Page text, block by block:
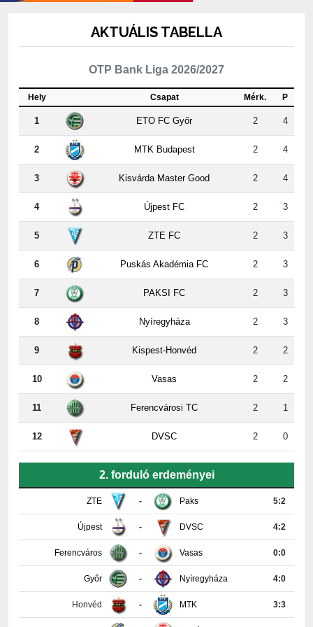
AKTUÁLIS TABELLA
OTP Bank Liga 2026/2027
Hely Csapat Mérk. P
1 ETO FC Győr 2 4
2 MTK Budapest 2 4
3 Kisvárda Master Good 2 4
4 Újpest FC 2 3
5 ZTE FC 2 3
6 Puskás Akadémia FC 2 3
7 PAKSI FC 2 3
8 Nyíregyháza 2 3
9 Kispest-Honvéd 2 2
10 Vasas 2 2
11 Ferencvárosi TC 2 1
12 DVSC 2 0
2. forduló erdeményei
ZTE - Paks 5:2
Újpest - DVSC 4:2
Ferencváros - Vasas 0:0
Győr - Nyíregyháza 4:0
Honvéd - MTK 3:3